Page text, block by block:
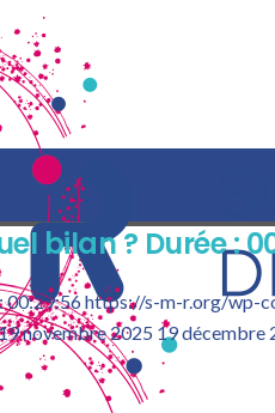
bilan ? Durée :
00:29:56https://s-m-r.org/wp-
novembre 2025 19 décembre